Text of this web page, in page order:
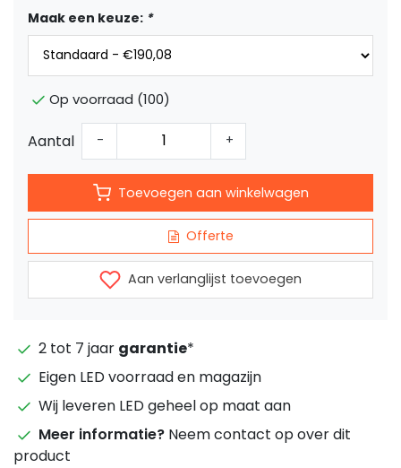
Maak een keuze: *
Op voorraad (100)
Aantal - +
Toevoegen aan winkelwagen
Offerte
Aan verlanglijst toevoegen
2 tot 7 jaar garantie*
Eigen LED voorraad en magazijn
Wij leveren LED geheel op maat aan
Meer informatie? Neem contact op over dit
product